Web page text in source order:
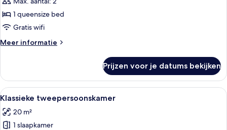
laden1 queensize bed
Gratis wifi
Meer informatie
Meer
tweepersoonskamer
Prijzen voor je datums bekijken
Alle
foto's
voor
Klassieke
Een hotelkamer met een groot bed,
4
Klassieke tweepersoonskamer
20 m²
1 slaapkamer